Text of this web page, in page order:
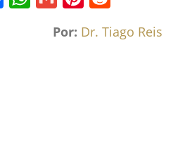
Por: Dr. Tiago Reis